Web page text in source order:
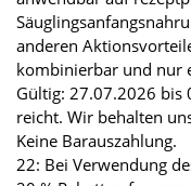
anderen
kombinierbar und nur
Gültig: 27.07.2026 bis
reicht. Wir behalten
Keine Barauszahlung.
22: Bei Verwendung